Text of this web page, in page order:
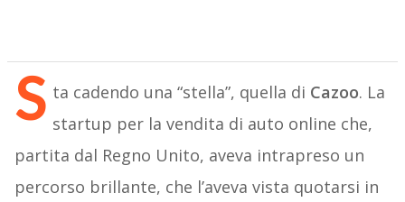
S ta cadendo una “stella”, quella di Cazoo. La
startup per la vendita di auto online che,
partita dal Regno Unito, aveva intrapreso un
percorso brillante, che l’aveva vista quotarsi in